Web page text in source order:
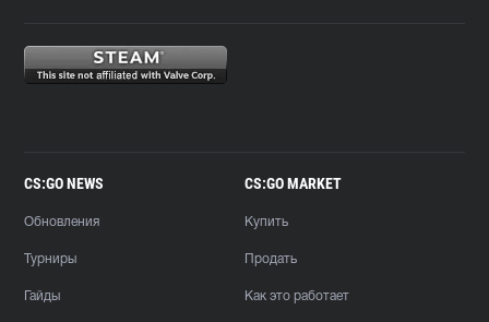
CS:GO NEWS
Обновления
Турниры
Гайды
CS:GO MARKET
Купить
Продать
Как это работает